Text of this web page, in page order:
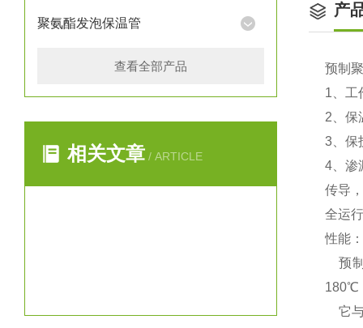
聚氨酯发泡保温管
查看全部产品
相关文章 / ARTICLE
产
预制
1、工
2、保
3、保
4、渗
传导
全运
性能：
预制
180℃
它与